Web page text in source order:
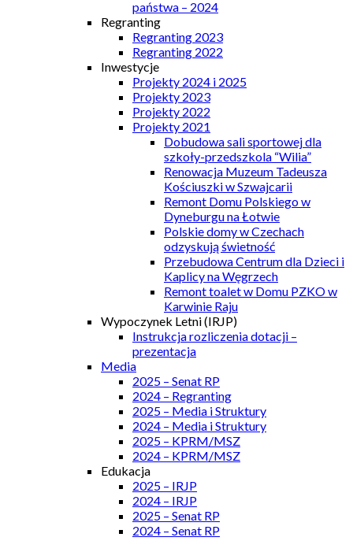
państwa – 2024
Regranting
Regranting 2023
Regranting 2022
Inwestycje
Projekty 2024 i 2025
Projekty 2023
Projekty 2022
Projekty 2021
Dobudowa sali sportowej dla
szkoły-przedszkola “Wilia”
Renowacja Muzeum Tadeusza
Kościuszki w Szwajcarii
Remont Domu Polskiego w
Dyneburgu na Łotwie
Polskie domy w Czechach
odzyskują świetność
Przebudowa Centrum dla Dzieci i
Kaplicy na Węgrzech
Remont toalet w Domu PZKO w
Karwinie Raju
Wypoczynek Letni (IRJP)
Instrukcja rozliczenia dotacji –
prezentacja
Media
2025 – Senat RP
2024 – Regranting
2025 – Media i Struktury
2024 – Media i Struktury
2025 – KPRM/MSZ
2024 – KPRM/MSZ
Edukacja
2025 – IRJP
2024 – IRJP
2025 – Senat RP
2024 – Senat RP